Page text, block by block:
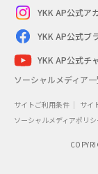
YKK AP公式ア
YKK AP公式ブ
YKK AP公式チ
ソーシャルメディア
サイトご利用条件 サイ
ソーシャルメディアポリシ